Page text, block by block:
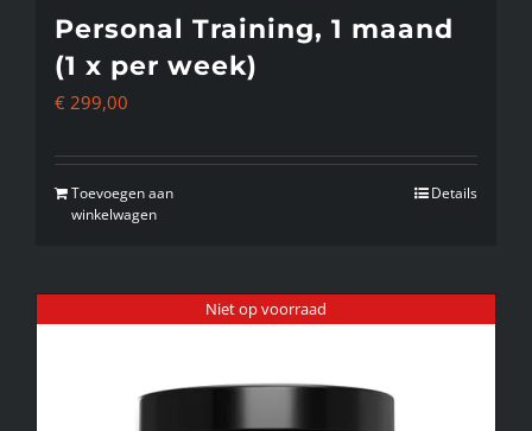
de
productpagina
Personal Training, 1 maand
(1 x per week)
€ 299,00
Toevoegen aan
winkelwagen
Details
Niet op voorraad